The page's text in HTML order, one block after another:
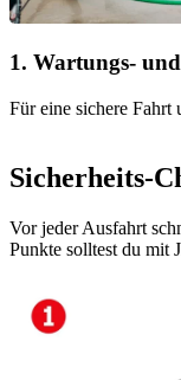
1. Wartungs-
Für eine sichere Fahrt
Sicherheits-
Vor jeder Ausfahrt
Punkte solltest du mit